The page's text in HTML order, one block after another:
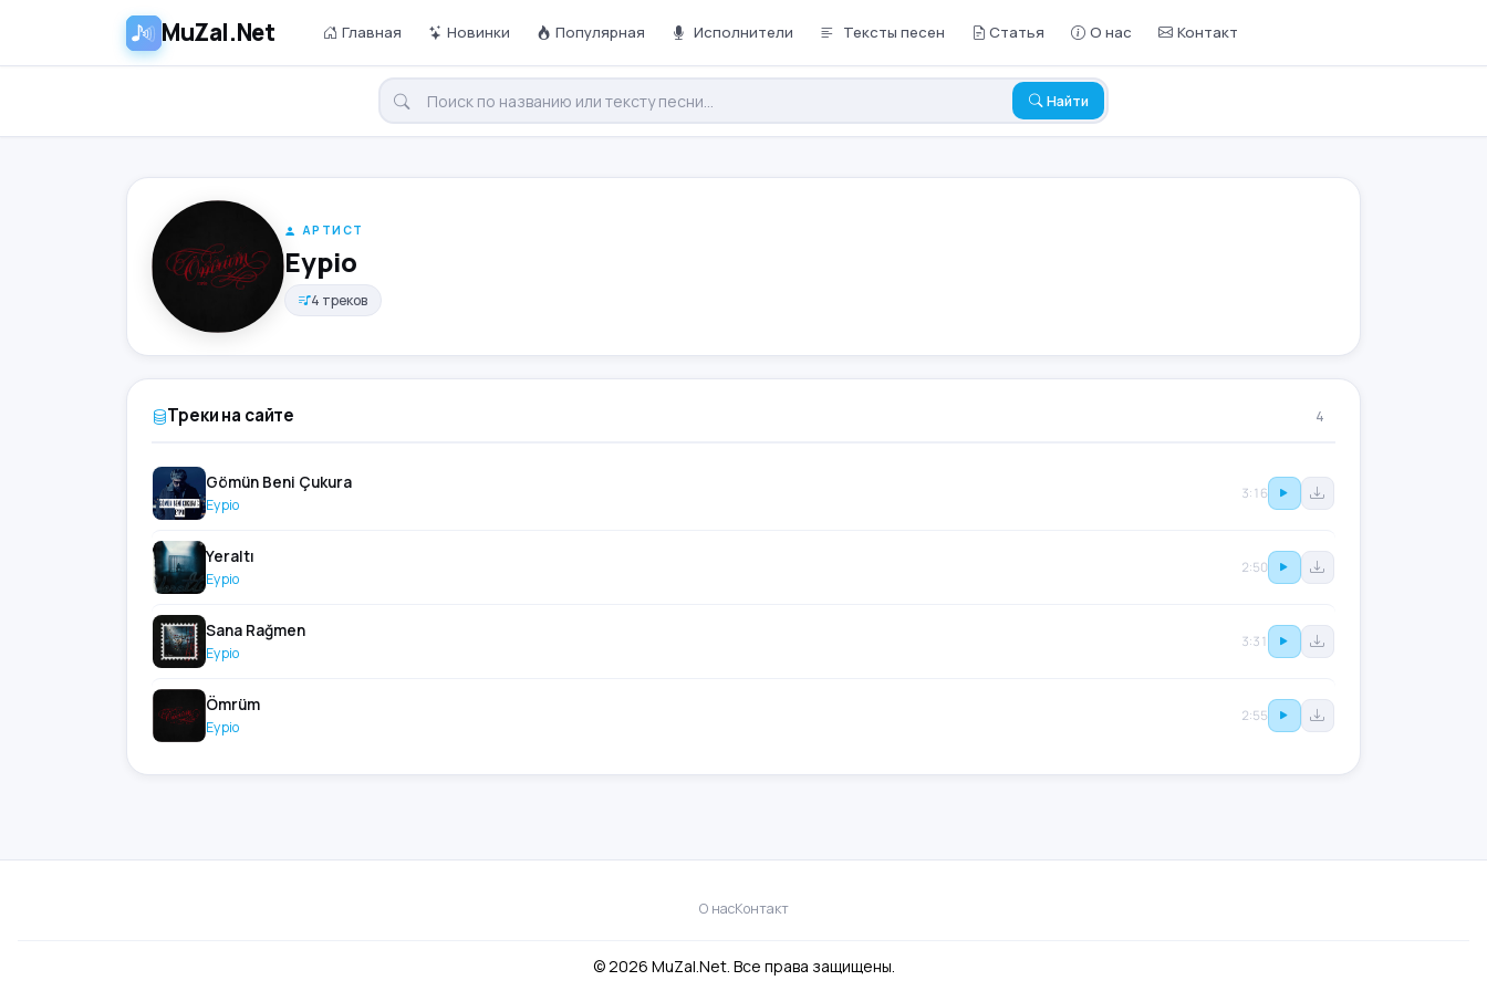
MuZal.Net Главная Новинки Популярная Исполнители Тексты песен Статья О нас Контакт
Найти
АРТИСТ
Eypio
4 треков
Треки на сайте 4
Gömün Beni Çukura
Eypio
3:16
Yeraltı
Eypio
2:50
Sana Rağmen
Eypio
3:31
Ömrüm
Eypio
2:55
О насКонтакт
© 2026 MuZal.Net. Все права защищены.